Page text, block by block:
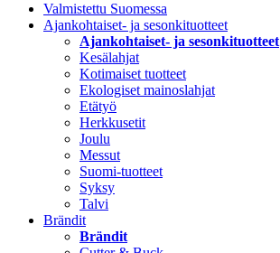
Valmistettu Suomessa
Ajankohtaiset- ja sesonkituotteet
Ajankohtaiset- ja sesonkituotteet
Kesälahjat
Kotimaiset tuotteet
Ekologiset mainoslahjat
Etätyö
Herkkusetit
Joulu
Messut
Suomi-tuotteet
Syksy
Talvi
Brändit
Brändit